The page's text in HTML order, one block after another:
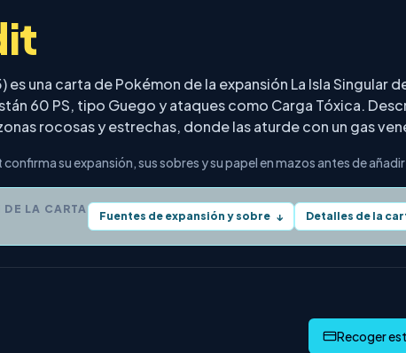
es una carta de Pokémon de la expansión La Isla Singular
60 PS, tipo Guego y ataques como Carga Tóxica.
rocosas y estrechas, donde las aturde con un gas
su expansión, sus sobres y su papel en mazos antes de
LA CARTA
Fuentes de expansión y sobre ↓ Detalles de la